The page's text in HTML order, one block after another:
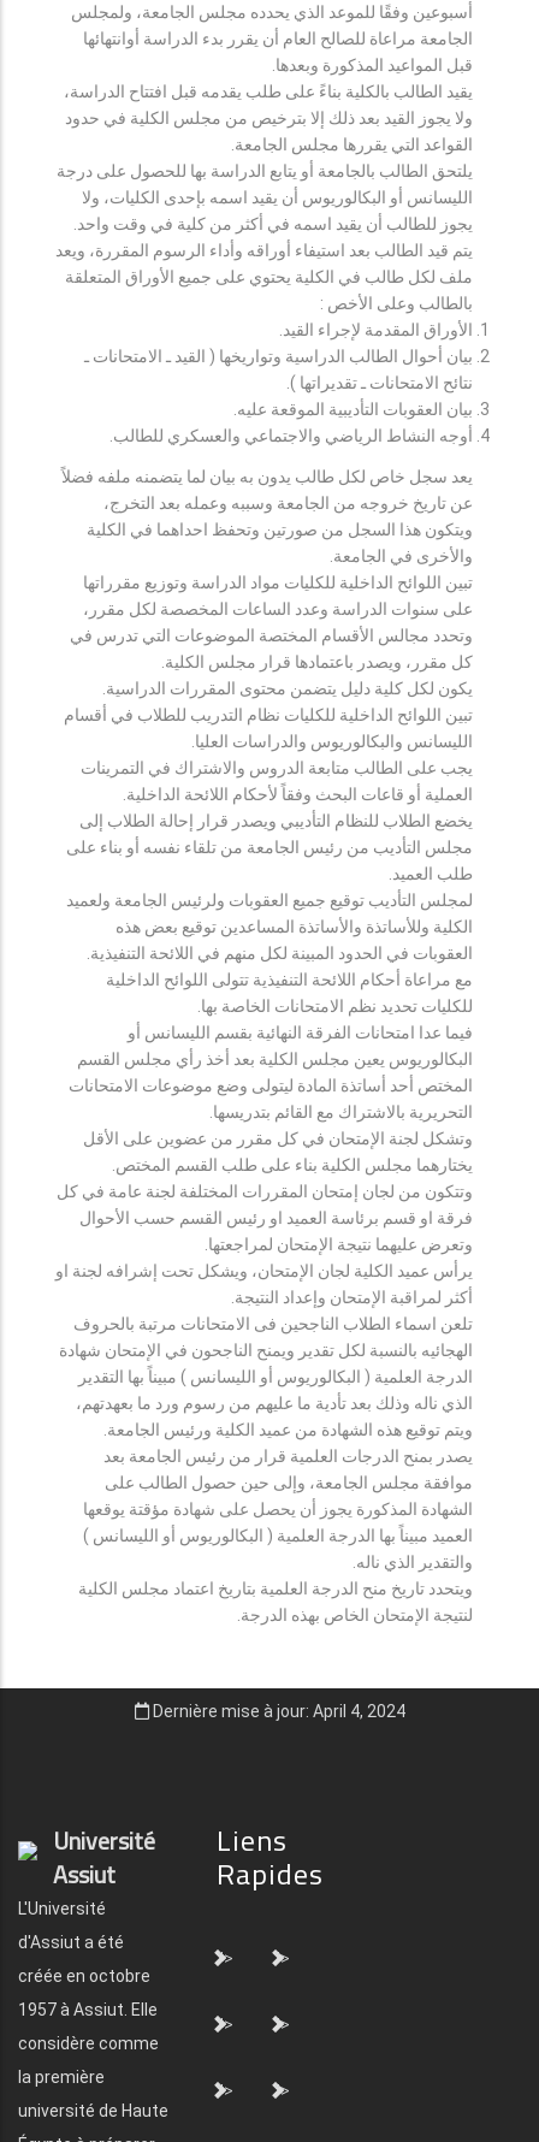
أسبوعين وفقًا للموعد الذي يحدده مجلس الجامعة، ولمجلس
الجامعة مراعاة للصالح العام أن يقرر بدء الدراسة أوانتهائها
قبل المواعيد المذكورة وبعدها.
يقيد الطالب بالكلية بناءً على طلب يقدمه قبل افتتاح الدراسة،
ولا يجوز القيد بعد ذلك إلا بترخيص من مجلس الكلية في حدود
القواعد التي يقررها مجلس الجامعة.
يلتحق الطالب بالجامعة أو يتابع الدراسة بها للحصول على درجة
الليسانس أو البكالوريوس أن يقيد اسمه بإحدى الكليات، ولا
يجوز للطالب أن يقيد اسمه في أكثر من كلية في وقت واحد.
يتم قيد الطالب بعد استيفاء أوراقه وأداء الرسوم المقررة، ويعد
ملف لكل طالب في الكلية يحتوي على جميع الأوراق المتعلقة
بالطالب وعلى الأخص :
الأوراق المقدمة لإجراء القيد.
بيان أحوال الطالب الدراسية وتواريخها ( القيد ـ الامتحانات ـ
نتائح الامتحانات ـ تقديراتها ).
بيان العقوبات التأديبية الموقعة عليه.
أوجه النشاط الرياضي والاجتماعي والعسكري للطالب.
يعد سجل خاص لكل طالب يدون به بيان لما يتضمنه ملفه فضلاً
عن تاريخ خروجه من الجامعة وسببه وعمله بعد التخرج،
ويتكون هذا السجل من صورتين وتحفظ احداهما في الكلية
والأخرى في الجامعة.
تبين اللوائح الداخلية للكليات مواد الدراسة وتوزيع مقرراتها
على سنوات الدراسة وعدد الساعات المخصصة لكل مقرر،
وتحدد مجالس الأقسام المختصة الموضوعات التي تدرس في
كل مقرر، ويصدر باعتمادها قرار مجلس الكلية.
يكون لكل كلية دليل يتضمن محتوى المقررات الدراسية.
تبين اللوائح الداخلية للكليات نظام التدريب للطلاب في أقسام
الليسانس والبكالوريوس والدراسات العليا.
يجب على الطالب متابعة الدروس والاشتراك في التمرينات
العملية أو قاعات البحث وفقاً لأحكام اللائحة الداخلية.
يخضع الطلاب للنظام التأديبي ويصدر قرار إحالة الطلاب إلى
مجلس التأديب من رئيس الجامعة من تلقاء نفسه أو بناء على
طلب العميد.
لمجلس التأديب توقيع جميع العقوبات ولرئيس الجامعة ولعميد
الكلية وللأساتذة والأساتذة المساعدين توقيع بعض هذه
العقوبات في الحدود المبينة لكل منهم في اللائحة التنفيذية.
مع مراعاة أحكام اللائحة التنفيذية تتولى اللوائح الداخلية
للكليات تحديد نظم الامتحانات الخاصة بها.
فيما عدا امتحانات الفرقة النهائية بقسم الليسانس أو
البكالوريوس يعين مجلس الكلية بعد أخذ رأي مجلس القسم
المختص أحد أساتذة المادة ليتولى وضع موضوعات الامتحانات
التحريرية بالاشتراك مع القائم بتدريسها.
وتشكل لجنة الإمتحان في كل مقرر من عضوين على الأقل
يختارهما مجلس الكلية بناء على طلب القسم المختص.
وتتكون من لجان إمتحان المقررات المختلفة لجنة عامة في كل
فرقة او قسم برئاسة العميد او رئيس القسم حسب الأحوال
وتعرض عليهما نتيجة الإمتحان لمراجعتها.
يرأس عميد الكلية لجان الإمتحان، ويشكل تحت إشرافه لجنة او
أكثر لمراقبة الإمتحان وإعداد النتيجة.
تلعن اسماء الطلاب الناجحين فى الامتحانات مرتبة بالحروف
الهجائيه بالنسبة لكل تقدير ويمنح الناجحون في الإمتحان شهادة
الدرجة العلمية ( البكالوريوس أو الليسانس ) مبيناً بها التقدير
الذي ناله وذلك بعد تأدية ما عليهم من رسوم ورد ما بعهدتهم،
ويتم توقيع هذه الشهادة من عميد الكلية ورئيس الجامعة.
يصدر بمنح الدرجات العلمية قرار من رئيس الجامعة بعد
موافقة مجلس الجامعة، وإلى حين حصول الطالب على
الشهادة المذكورة يجوز أن يحصل على شهادة مؤقتة يوقعها
العميد مبيناً بها الدرجة العلمية ( البكالوريوس أو الليسانس )
والتقدير الذي ناله.
ويتحدد تاريخ منح الدرجة العلمية بتاريخ اعتماد مجلس الكلية
لنتيجة الإمتحان الخاص بهذه الدرجة.
Dernière mise à jour: April 4, 2024
Université
Assiut
L'Université
d'Assiut a été
créée en octobre
1957 à Assiut. Elle
considère comme
la première
université de Haute
Liens
Rapides
"> ">
"> ">
"> ">